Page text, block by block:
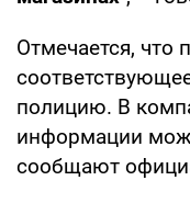
Отмечается, что
полицию. В
информации
сообщают